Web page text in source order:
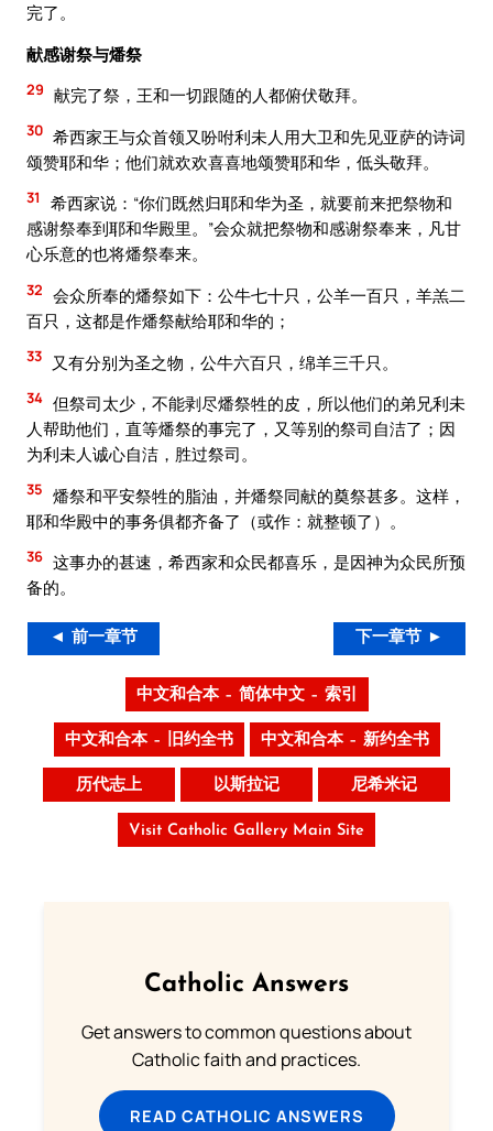
完了。
献感谢祭与燔祭
29 献完了祭，王和一切跟随的人都俯伏敬拜。
30 希西家王与众首领又吩咐利未人用大卫和先见亚萨的诗词
颂赞耶和华；他们就欢欢喜喜地颂赞耶和华，低头敬拜。
31
希西家说：“你们既然归耶和华为圣，就要前来把祭物和
感谢祭奉到耶和华殿里。”会众就把祭物和感谢祭奉来，凡甘
心乐意的也将燔祭奉来。
32 会众所奉的燔祭如下：公牛七十只，公羊一百只，羊羔二
百只，这都是作燔祭献给耶和华的；
33 又有分别为圣之物，公牛六百只，绵羊三千只。
34 但祭司太少，不能剥尽燔祭牲的皮，所以他们的弟兄利未
人帮助他们，直等燔祭的事完了，又等别的祭司自洁了；因
为利未人诚心自洁，胜过祭司。
35 燔祭和平安祭牲的脂油，并燔祭同献的奠祭甚多。这样，
耶和华殿中的事务俱都齐备了（或作：就整顿了）。
36 这事办的甚速，希西家和众民都喜乐，是因神为众民所预
备的。
◄ 前一章节 下一章节 ►
中文和合本 – 简体中文 – 索引
中文和合本 – 旧约全书 中文和合本 – 新约全书
历代志上 以斯拉记 尼希米记
Visit Catholic Gallery Main Site
Catholic Answers
Get answers to common questions about
Catholic faith and practices.
READ CATHOLIC ANSWERS